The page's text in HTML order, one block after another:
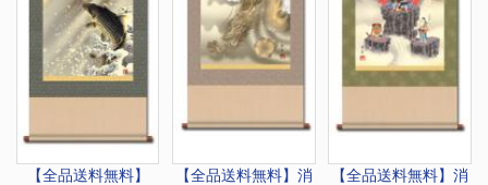
【全品送料無料】
【全品送料無料】 消
【全品送料無料】消